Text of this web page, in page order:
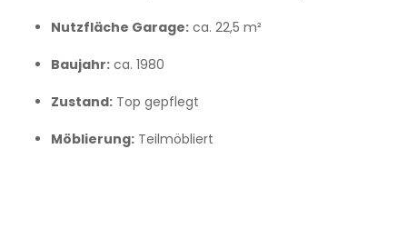
Nutzfläche Garage:ca. 22,5 m²
Baujahr:ca. 1980
Zustand:Top gepflegt
Möblierung:Teilmöbliert